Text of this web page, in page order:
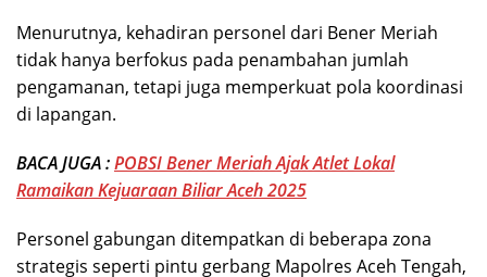
Menurutnya, kehadiran personel dari Bener Meriah
tidak hanya berfokus pada penambahan jumlah
pengamanan, tetapi juga memperkuat pola koordinasi
di lapangan.
BACA JUGA :POBSI Bener Meriah Ajak Atlet Lokal
Ramaikan Kejuaraan Biliar Aceh 2025
Personel gabungan ditempatkan di beberapa zona
strategis seperti pintu gerbang Mapolres Aceh Tengah,